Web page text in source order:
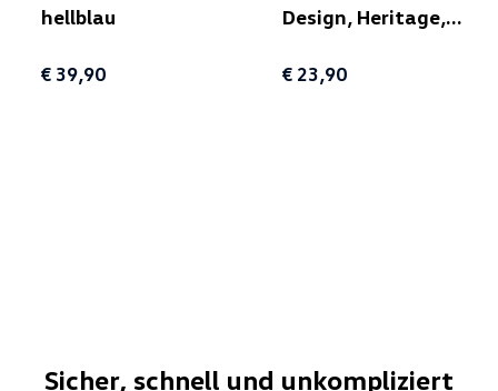
hellblau
€ 39,90
Design, Heritage,
€ 23,90
Sicher, schnell und unkompliziert